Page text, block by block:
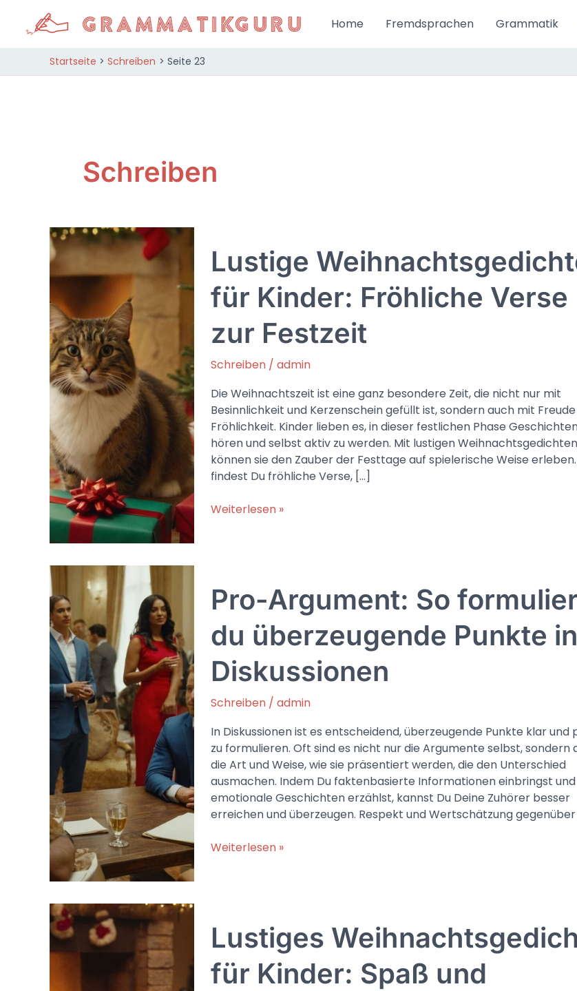
springen
Home Fremdsprachen Grammatik
Startseite Schreiben Seite 23
Schreiben
Lustige
für Kinder: Fröhliche Verse
zur Festzeit
Schreiben / admin
Die Weihnachtszeit ist eine ganz besondere Zeit, die nicht nur mit
Besinnlichkeit und Kerzenschein gefüllt ist, sondern auch mit
Fröhlichkeit. Kinder lieben es, in dieser festlichen Phase
hören und selbst aktiv zu werden. Mit lustigen Weihnachtsgedichten
können sie den Zauber der Festtage auf spielerische Weise
findest Du fröhliche Verse, […]
Lustige
Verse
zur
Festzeit
Weiterlesen »
Pro-Argument: So
du überzeugende Punkte in
Diskussionen
Schreiben / admin
In Diskussionen ist es entscheidend, überzeugende Punkte klar und
zu formulieren. Oft sind es nicht nur die Argumente selbst, sondern
die Art und Weise, wie sie präsentiert werden, die den Unterschied
ausmachen. Indem Du faktenbasierte Informationen einbringst und
emotionale Geschichten erzählst, kannst Du Deine Zuhörer besser
erreichen und überzeugen. Respekt und Wertschätzung gegenüber
Pro-
überzeugende
Punkte
in
Diskussionen
Weiterlesen »
Lustiges
für Kinder: Spaß und